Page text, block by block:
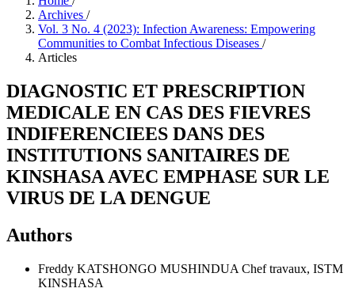
Archives /
Vol. 3 No. 4 (2023): Infection Awareness: Empowering
Communities to Combat Infectious Diseases /
Articles
DIAGNOSTIC ET PRESCRIPTION
MEDICALE EN CAS DES FIEVRES
INDIFERENCIEES DANS DES
INSTITUTIONS SANITAIRES DE
KINSHASA AVEC EMPHASE SUR LE
VIRUS DE LA DENGUE
Authors
Freddy KATSHONGO MUSHINDUA Chef travaux, ISTM
KINSHASA